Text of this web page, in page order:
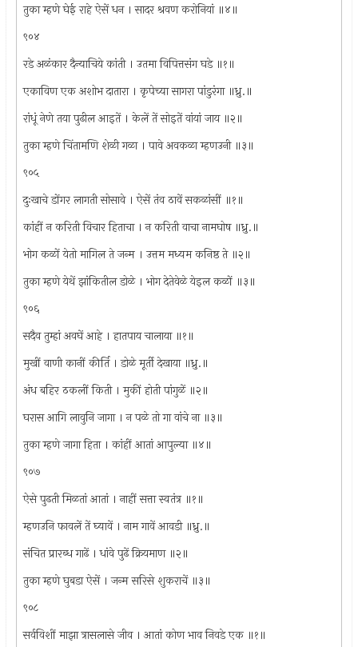
तुका म्हणे घेई राहे ऐसें धन । सादर श्रवण करोनियां ॥४॥
९०४
रडे अळंकार दैन्याचिये कांती । उतमा विपित्तसंग घडे ॥१॥
एकाविण एक अशोभ दातारा । कृपेच्या सागरा पांडुरंगा ॥ध्रु.॥
रांधूं नेणे तया पुढील आइतें । केलें तें सोइतें वांयां जाय ॥२॥
तुका म्हणे चिंतामणि शेळी गळा । पावे अवकळा म्हणउनी ॥३॥
९०५
दुःखाचे डोंगर लागती सोसावे । ऐसें तंव ठावें सकळांसीं ॥१॥
कांहीं न करिती विचार हिताचा । न करिती वाचा नामघोष ॥ध्रु.॥
भोग कळों येतो मागिल ते जन्म । उत्तम मध्यम कनिष्ठ ते ॥२॥
तुका म्हणे येथें झांकितील डोळे । भोग देतेवेळे येइल कळों ॥३॥
९०६
सदैव तुम्हां अवघें आहे । हातपाय चालाया ॥१॥
मुखीं वाणी कानीं कीर्ति । डोळे मूर्ती देखाया ॥ध्रु.॥
अंध बहिर ठकलीं किती । मुकीं होती पांगुळें ॥२॥
घरास आगि लावुनि जागा । न पळे तो गा वांचे ना ॥३॥
तुका म्हणे जागा हिता । कांहीं आतां आपुल्या ॥४॥
९०७
ऐसे पुढती मिळतां आतां । नाहीं सत्ता स्वतंत्र ॥१॥
म्हणउनि फावलें तें घ्यावें । नाम गावें आवडी ॥ध्रु.॥
संचित प्रारब्ध गाढें । धांवे पुढें क्रियमाण ॥२॥
तुका म्हणे घुबडा ऐसें । जन्म सरिसे शुकराचें ॥३॥
९०८
सर्वविशीं माझा त्रासलासे जीव । आतां कोण भाव निवडे एक ॥१॥